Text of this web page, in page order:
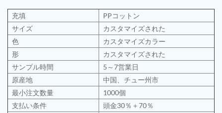
充填
PPコットン
サイズ
カスタマイズされた
色
カスタマイズカラー
形
カスタマイズされた
サンプル時間
5～7営業日
原産地
中国、チュー州市
最小注文数量
1000個
支払い条件
頭金30％＋70％